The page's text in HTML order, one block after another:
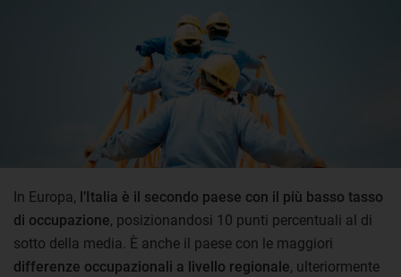
In Europa, l’Italia è il secondo paese con il più basso tasso
di occupazione, posizionandosi 10 punti percentuali al di
sotto della media. È anche il paese con le maggiori
differenze occupazionali a livello regionale, ulteriormente